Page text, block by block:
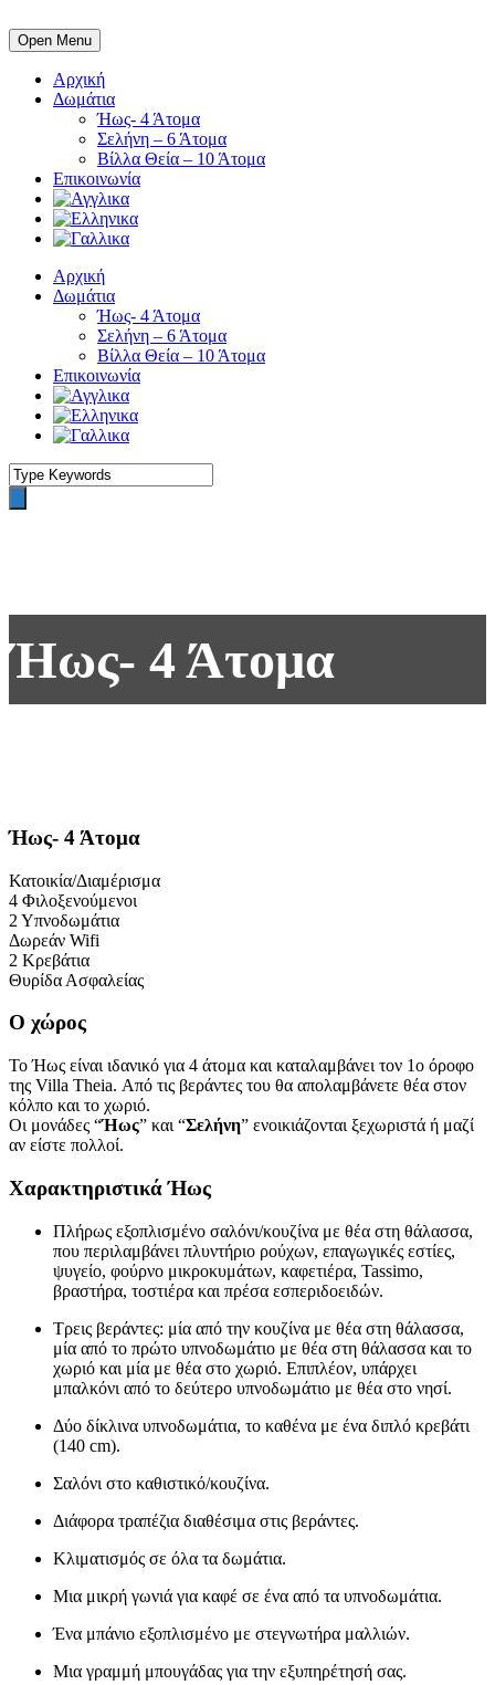
Open Menu
Αρχική
Δωμάτια
Ήως- 4 Άτομα
Σελήνη – 6 Άτομα
Βίλλα Θεία – 10 Άτομα
Επικοινωνία
Αρχική
Δωμάτια
Ήως- 4 Άτομα
Σελήνη – 6 Άτομα
Βίλλα Θεία – 10 Άτομα
Επικοινωνία
Ήως- 4 Άτομα
Ήως- 4 Άτομα
Κατοικία/Διαμέρισμα
4 Φιλοξενούμενοι
2 Υπνοδωμάτια
Δωρεάν Wifi
2 Κρεβάτια
Θυρίδα Ασφαλείας
Ο χώρος
Το Ήως είναι ιδανικό για 4 άτομα και καταλαμβάνει τον 1ο όροφο
της Villa Theia. Από τις βεράντες του θα απολαμβάνετε θέα στον
κόλπο και το χωριό.
Οι μονάδες “Ήως” και “Σελήνη” ενοικιάζονται ξεχωριστά ή μαζί
αν είστε πολλοί.
Χαρακτηριστικά Ήως
Πλήρως εξοπλισμένο σαλόνι/κουζίνα με θέα στη θάλασσα,
που περιλαμβάνει πλυντήριο ρούχων, επαγωγικές εστίες,
ψυγείο, φούρνο μικροκυμάτων, καφετιέρα, Tassimo,
βραστήρα, τοστιέρα και πρέσα εσπεριδοειδών.
Τρεις βεράντες: μία από την κουζίνα με θέα στη θάλασσα,
μία από το πρώτο υπνοδωμάτιο με θέα στη θάλασσα και το
χωριό και μία με θέα στο χωριό. Επιπλέον, υπάρχει
μπαλκόνι από το δεύτερο υπνοδωμάτιο με θέα στο νησί.
Δύο δίκλινα υπνοδωμάτια, το καθένα με ένα διπλό κρεβάτι
(140 cm).
Σαλόνι στο καθιστικό/κουζίνα.
Διάφορα τραπέζια διαθέσιμα στις βεράντες.
Κλιματισμός σε όλα τα δωμάτια.
Μια μικρή γωνιά για καφέ σε ένα από τα υπνοδωμάτια.
Ένα μπάνιο εξοπλισμένο με στεγνωτήρα μαλλιών.
Μια γραμμή μπουγάδας για την εξυπηρέτησή σας.